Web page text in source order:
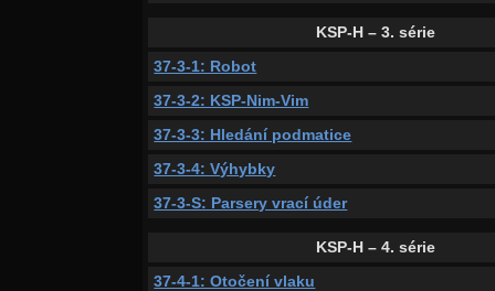
KSP-H – 3. série
37-3-1: Robot
37-3-2: KSP-Nim-Vim
37-3-3: Hledání podmatice
37-3-4: Výhybky
37-3-S: Parsery vrací úder
KSP-H – 4. série
37-4-1: Otočení vlaku